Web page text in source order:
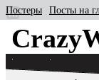
Постеры Посты на